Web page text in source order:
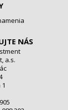
NÁS
a.s.